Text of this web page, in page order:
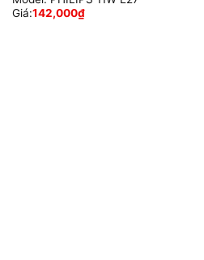
Giá:142,000₫